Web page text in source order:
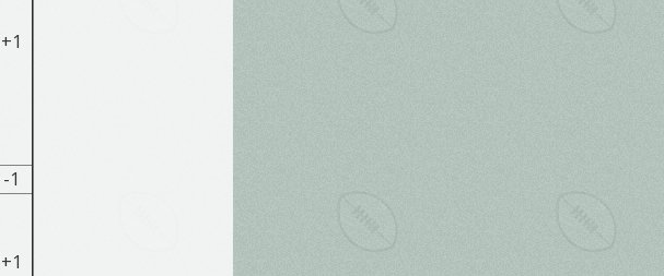
+1
-1
+1